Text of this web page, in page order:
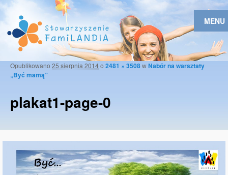
MENU
plakat1-page-0
Opublikowano 25 sierpnia 2014o 2481 × 3508wNabór na warsztaty
„Być mamą”